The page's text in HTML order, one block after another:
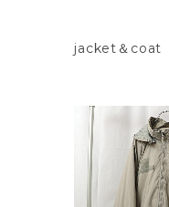
jacket＆coat